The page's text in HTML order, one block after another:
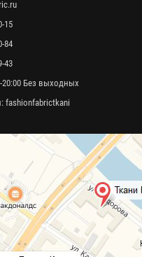
15
84
43
20:00 Без выходных
fashionfabrictkani